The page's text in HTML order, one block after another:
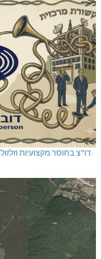
דו"צ בחוסר מקצועיות וזלזול